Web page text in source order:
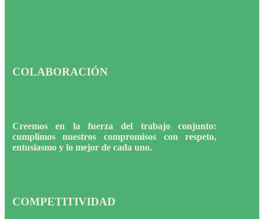
COLABORACIÓN
Creemos en la fuerza del trabajo conjunto:
cumplimos nuestros compromisos con respeto,
entusiasmo y lo mejor de cada uno.
COMPETITIVIDAD